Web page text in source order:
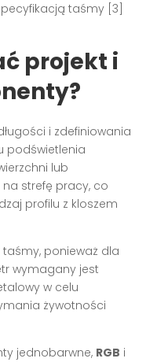
taśmy [3]
projekt i
i zdefiniowania
podświetlenia
lub
strefę pracy, co
profilu z kloszem
ponieważ dla
wymagany jest
w celu
żywotności
jednobarwne, RGB i